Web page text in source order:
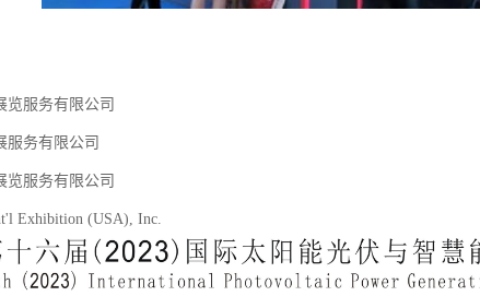
览服务有限公司
服务有限公司
览服务有限公司
Exhibition (USA), Inc.